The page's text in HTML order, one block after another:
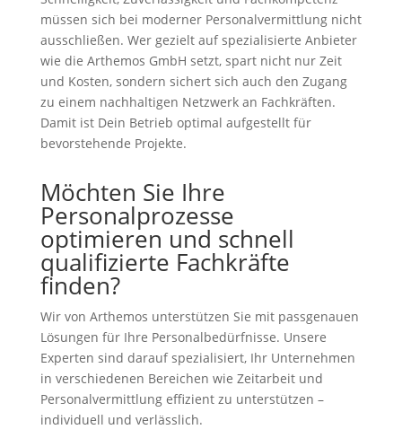
müssen sich bei moderner Personalvermittlung nicht
ausschließen. Wer gezielt auf spezialisierte Anbieter
wie die Arthemos GmbH setzt, spart nicht nur Zeit
und Kosten, sondern sichert sich auch den Zugang
zu einem nachhaltigen Netzwerk an Fachkräften.
Damit ist Dein Betrieb optimal aufgestellt für
bevorstehende Projekte.
Möchten Sie Ihre
Personalprozesse
optimieren und schnell
qualifizierte Fachkräfte
finden?
Wir von Arthemos unterstützen Sie mit passgenauen
Lösungen für Ihre Personalbedürfnisse. Unsere
Experten sind darauf spezialisiert, Ihr Unternehmen
in verschiedenen Bereichen wie Zeitarbeit und
Personalvermittlung effizient zu unterstützen –
individuell und verlässlich.